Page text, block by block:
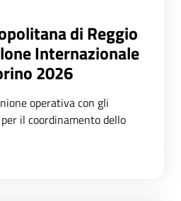
di Reggio
Internazionale
2026
operativa con gli
il coordinamento dello